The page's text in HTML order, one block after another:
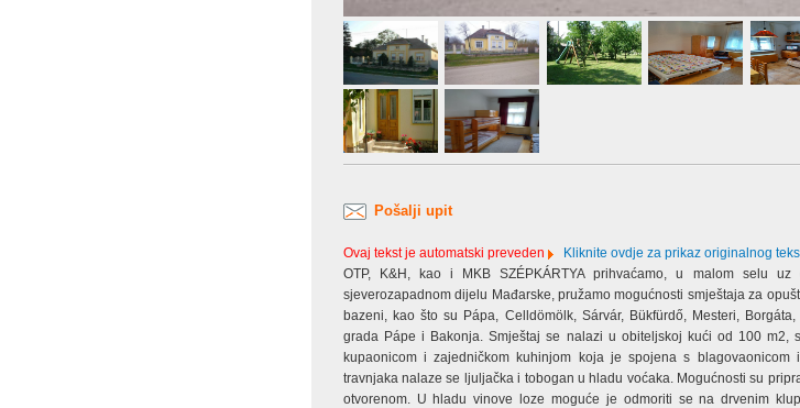
Pošalji upit
Ovaj tekst je automatski preveden
Kliknite ovdje za prikaz originalnog
OTP, K&H, kao i MKB SZÉPKÁRTYA prihvaćamo, u malom selu
sjeverozapadnom dijelu Mađarske, pružamo mogućnosti smještaja za
bazeni, kao što su Pápa, Celldömölk, Sárvár, Bükfürdő, Mesteri,
grada Pápe i Bakonja. Smještaj se nalazi u obiteljskoj kući od 100 m2,
kupaonicom i zajedničkom kuhinjom koja je spojena s
travnjaka nalaze se ljuljačka i tobogan u hladu voćaka. Mogućnosti su
otvorenom. U hladu vinove loze moguće je odmoriti se na drvenim